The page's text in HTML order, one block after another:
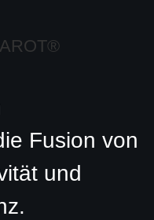
Fusion von
und